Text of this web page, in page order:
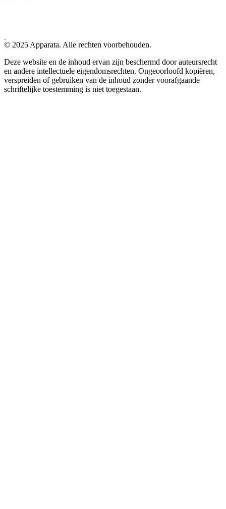
© 2025 Apparata. Alle rechten voorbehouden.
Deze website en de inhoud ervan zijn beschermd door auteursrecht
en andere intellectuele eigendomsrechten. Ongeoorloofd kopiëren,
verspreiden of gebruiken van de inhoud zonder voorafgaande
schriftelijke toestemming is niet toegestaan.